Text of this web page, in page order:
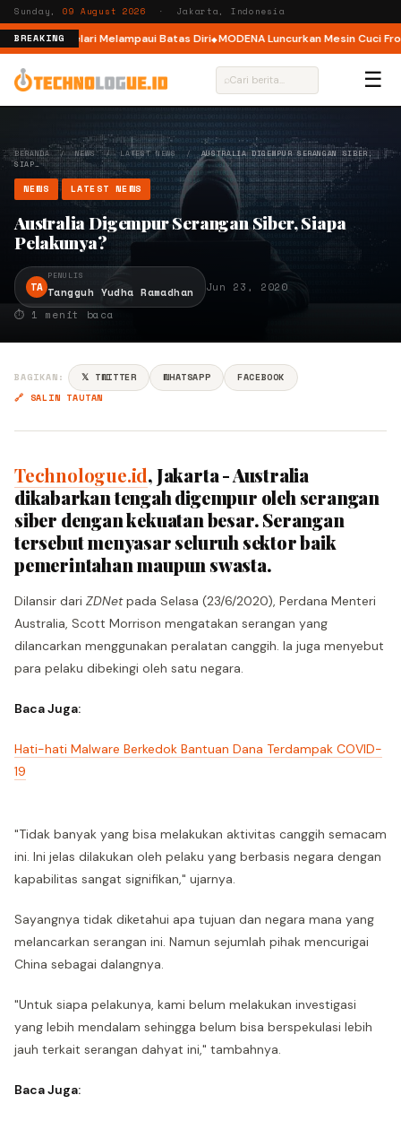
Sunday, 09 August 2026 · Jakarta, Indonesia
BREAKING
Ajak Pelari Melampaui Batas Diri MODENA Luncurkan Mesin Cuci
⌕ ☰
BERANDA/NEWS/LATEST NEWS/AUSTRALIA DIGEMPUR SERANGAN SIBER,
SIAP…
NEWS LATEST NEWS
Australia Digempur Serangan Siber, Siapa
Pelakunya?
TA
PENULIS
Tangguh Yudha Ramadhan
Jun 23, 2020
⏱ 1 menit baca
BAGIKAN: 𝕏 TWITTER WHATSAPP
FACEBOOK
🔗 SALIN TAUTAN
Technologue.id, Jakarta - Australia
dikabarkan tengah digempur oleh serangan
siber dengan kekuatan besar. Serangan
tersebut menyasar seluruh sektor baik
pemerintahan maupun swasta.
Dilansir dari ZDNetpada Selasa (23/6/2020), Perdana Menteri
Australia, Scott Morrison mengatakan serangan yang
dilancarkan menggunakan peralatan canggih. Ia juga menyebut
para pelaku dibekingi oleh satu negara.
Baca Juga:
Hati-hati Malware Berkedok Bantuan Dana Terdampak COVID-
19
"Tidak banyak yang bisa melakukan aktivitas canggih semacam
ini. Ini jelas dilakukan oleh pelaku yang berbasis negara dengan
kapabilitas sangat signifikan," ujarnya.
Sayangnya tidak diketahui apa tujuan dan negara mana yang
melancarkan serangan ini. Namun sejumlah pihak mencurigai
China sebagai dalangnya.
"Untuk siapa pelakunya, kami belum melakukan investigasi
yang lebih mendalam sehingga belum bisa berspekulasi lebih
jauh terkait serangan dahyat ini," tambahnya.
Baca Juga: